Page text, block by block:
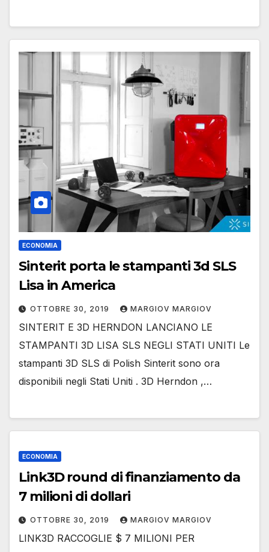
ECONOMIA
Sinterit porta le stampanti 3d SLS
Lisa in America
OTTOBRE 30, 2019 MARGIOV MARGIOV
SINTERIT E 3D HERNDON LANCIANO LE
STAMPANTI 3D LISA SLS NEGLI STATI UNITI Le
stampanti 3D SLS di Polish Sinterit sono ora
disponibili negli Stati Uniti . 3D Herndon ,…
ECONOMIA
Link3D round di finanziamento da
7 milioni di dollari
OTTOBRE 30, 2019 MARGIOV MARGIOV
LINK3D RACCOGLIE $ 7 MILIONI PER